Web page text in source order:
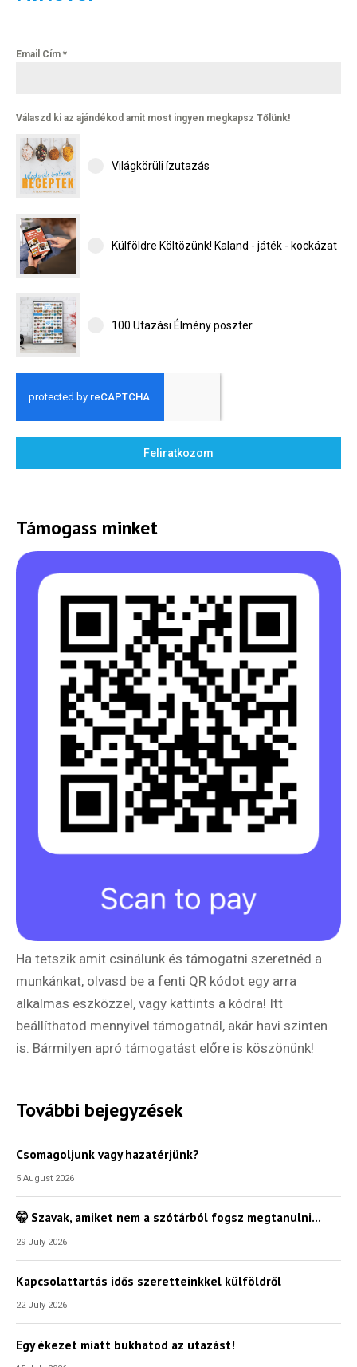
Email Cím *
Válaszd ki az ajándékod amit most ingyen megkapsz Tőlünk!
Világkörüli ízutazás
Külföldre Költözünk! Kaland - játék - kockázat
100 Utazási Élmény poszter
Feliratkozom
Támogass minket
Ha tetszik amit csinálunk és támogatni szeretnéd a
munkánkat, olvasd be a fenti QR kódot egy arra
alkalmas eszközzel, vagy kattints a kódra! Itt
beállíthatod mennyivel támogatnál, akár havi szinten
is. Bármilyen apró támogatást előre is köszönünk!
További bejegyzések
Csomagoljunk vagy hazatérjünk?
5 August 2026
🤫 Szavak, amiket nem a szótárból fogsz megtanulni…
29 July 2026
Kapcsolattartás idős szeretteinkkel külföldről
22 July 2026
Egy ékezet miatt bukhatod az utazást!